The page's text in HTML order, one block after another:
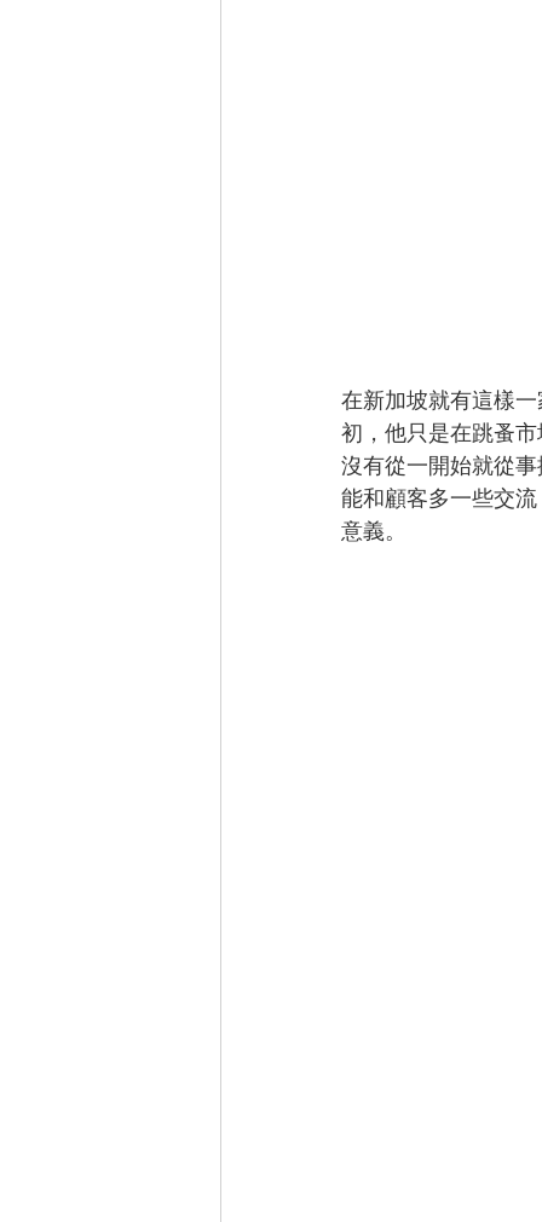
在新加坡就有這樣
初，他只是在跳蚤
沒有從一開始就從
能和顧客多一些交
意義。